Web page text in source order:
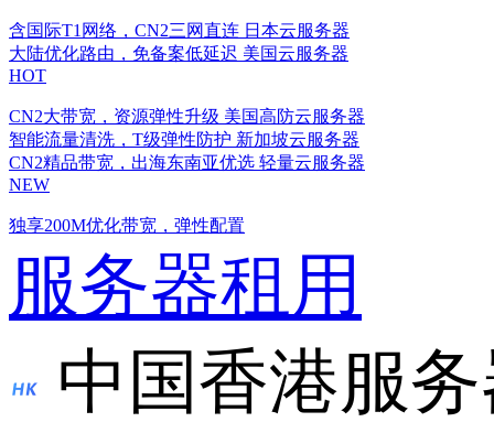
含国际T1网络，CN2三网直连 日本云服务器
大陆优化路由，免备案低延迟 美国云服务器
HOT
CN2大带宽，资源弹性升级 美国高防云服务器
智能流量清洗，T级弹性防护 新加坡云服务器
CN2精品带宽，出海东南亚优选 轻量云服务器
NEW
独享200M优化带宽，弹性配置
服务器租用
中国香港服